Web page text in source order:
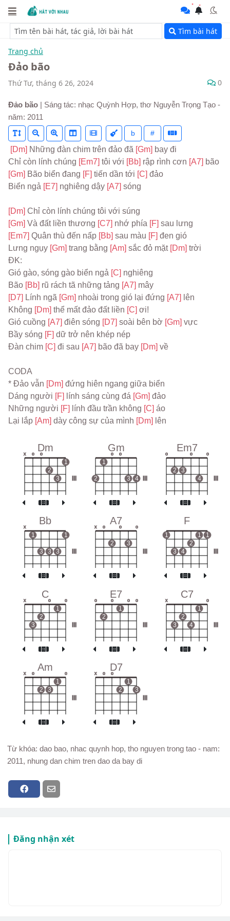
Tìm bài hát
Trang chủ
Đảo bão
Thứ Tư, tháng 6 26, 2024 0
Đảo bão | Sáng tác: nhạc Quỳnh Hợp, thơ Nguyễn Trọng Tạo -
năm: 2011
b #
[Dm] Những đàn chim trên đảo đã [Gm] bay đi
Chỉ còn lính chúng [Em7] tôi với [Bb] rập rình cơn [A7] bão
[Gm] Bão biển đang [F] tiến dần tới [C] đảo
Biển ngả [E7] nghiêng dậy [A7] sóng
[Dm] Chỉ còn lính chúng tôi với súng
[Gm] Và đất liền thương [C7] nhớ phía [F] sau lưng
[Em7] Quân thù đến nấp [Bb] sau màu [F] đen gió
Lưng ngụy [Gm] trang bằng [Am] sắc đỏ mặt [Dm] trời
ĐK:
Gió gào, sóng gào biển ngả [C] nghiêng
Bão [Bb] rũ rách tã những tảng [A7] mây
[D7] Lính ngã [Gm] nhoài trong gió lại đứng [A7] lên
Không [Dm] thể mất đảo đất liền [C] ơi!
Gió cuồng [A7] điên sóng [D7] soài bên bờ [Gm] vực
Bầy sóng [F] dữ trở nên khép nép
Đàn chim [C] đi sau [A7] bão đã bay [Dm] về
CODA
* Đảo vẫn [Dm] đứng hiên ngang giữa biển
Dáng người [F] lính sáng cùng đá [Gm] đảo
Những người [F] lính đầu trần không [C] áo
Lại lắp [Am] dày công sự của mình [Dm] lên
Dm
x o o
2
3
1
Gm
2
1
o o
3 4
Em7
o
2 3
o
4
o
Bb
x
1
3 3 3
1
A7
x o
2
o
3
o
F
1
3 4
2
1 1
C
x
3
2
o
1
o
E7
o
2
o
1
o o
C7
x
3
2
4
1
o
Am
x o
2 3
1
o
D7
x o o
2
1
3
Từ khóa: dao bao, nhac quynh hop, tho nguyen trong tao - nam:
2011, nhung dan chim tren dao da bay di
Đăng nhận xét